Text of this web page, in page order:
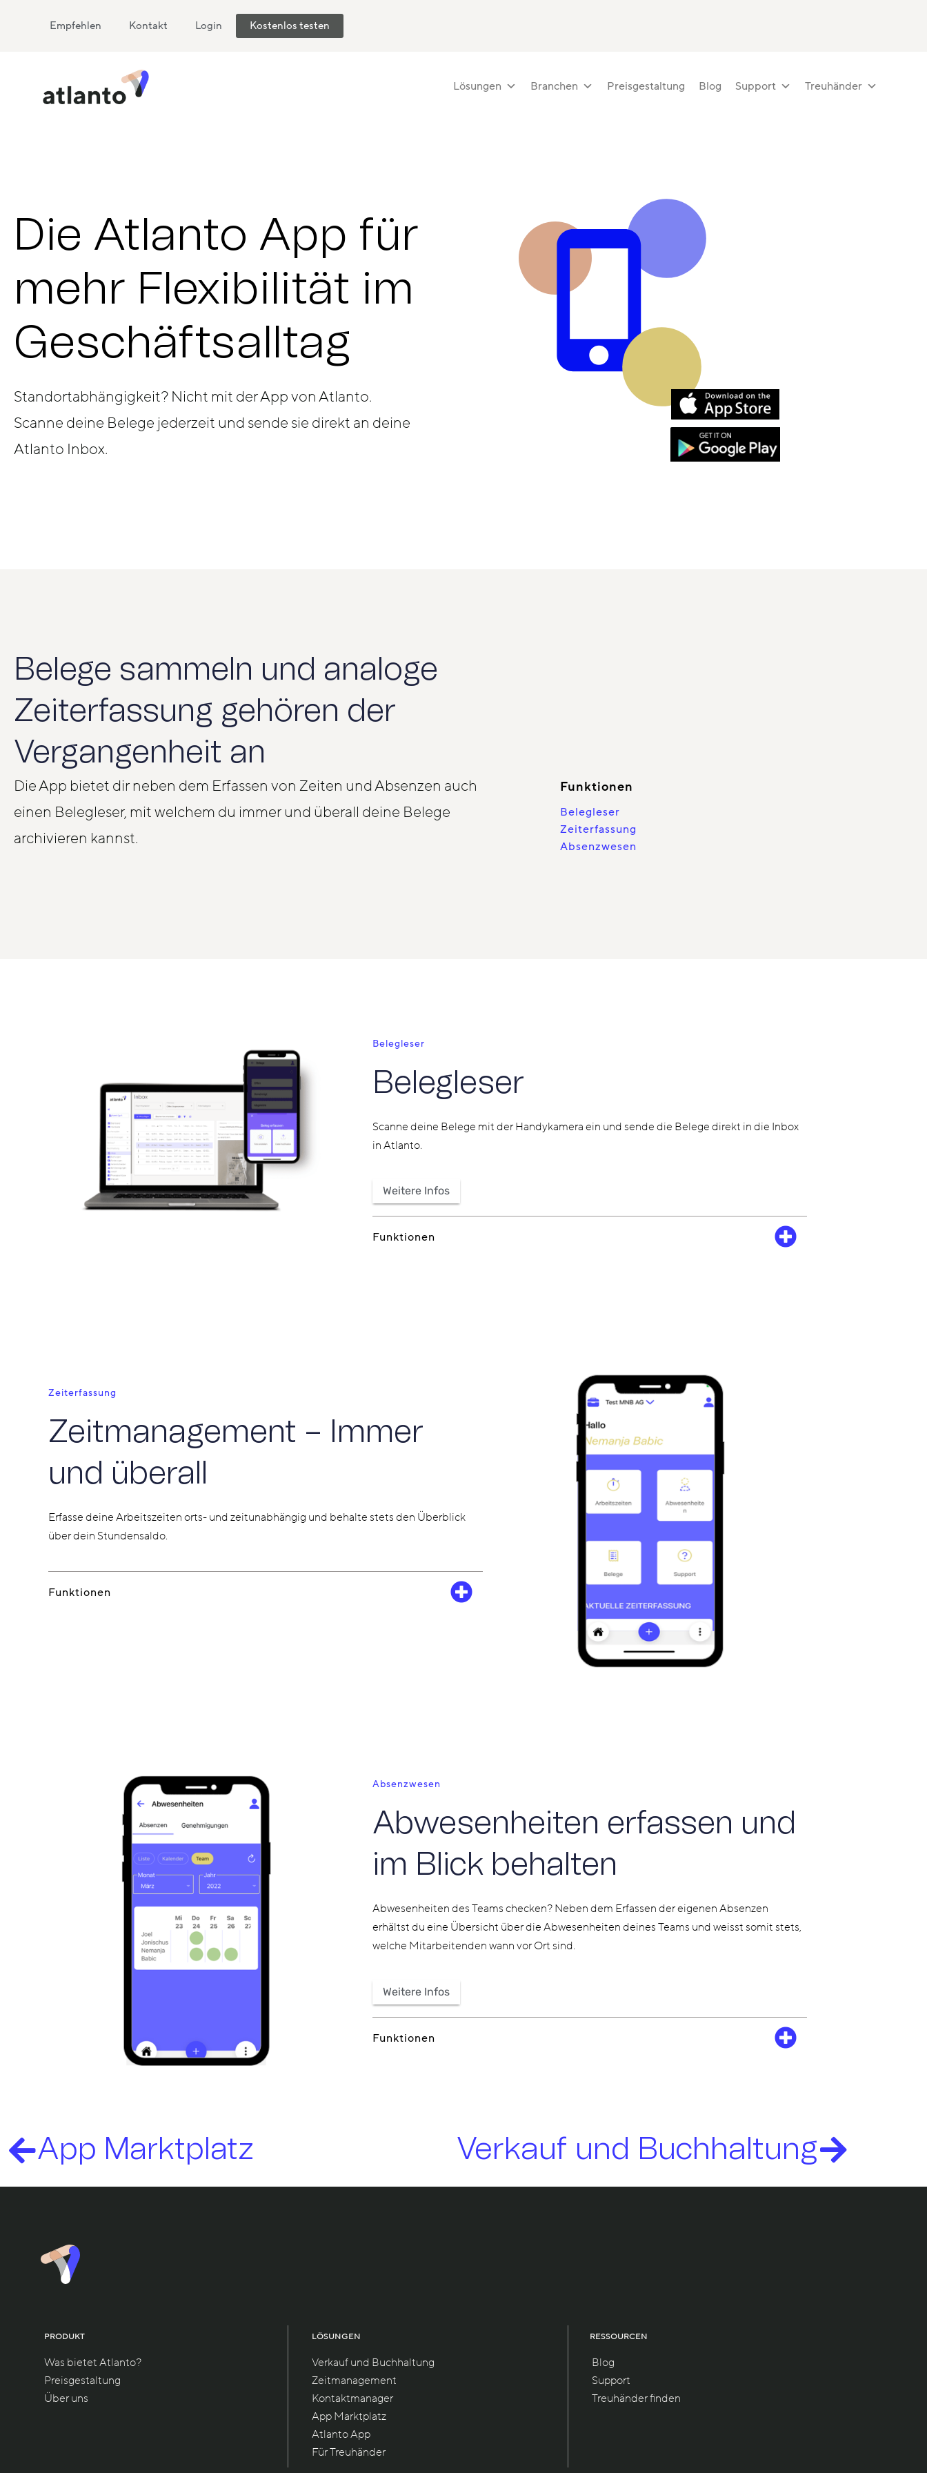
Empfehlen Kontakt Login Kostenlos testen
Lösungen Branchen Preisgestaltung Blog Support Treuhänder
Die Atlanto App für
mehr Flexibilität im
Geschäftsalltag
Standortabhängigkeit? Nicht mit der App von Atlanto.
Scanne deine Belege jederzeit und sende sie direkt an deine
Atlanto Inbox.
Belege sammeln und analoge
Zeiterfassung gehören der
Vergangenheit an
Die App bietet dir neben dem Erfassen von Zeiten und Absenzen auch
einen Belegleser, mit welchem du immer und überall deine Belege
archivieren kannst.
Funktionen
Belegleser
Zeiterfassung
Absenzwesen
Belegleser
Belegleser
Scanne deine Belege mit der Handykamera ein und sende die Belege direkt in die Inbox
in Atlanto.
Weitere Infos
Funktionen
Zeiterfassung
Zeitmanagement – Immer
und überall
Erfasse deine Arbeitszeiten orts- und zeitunabhängig und behalte stets den Überblick
über dein Stundensaldo.
Funktionen
Absenzwesen
Abwesenheiten erfassen und
im Blick behalten
Abwesenheiten des Teams checken? Neben dem Erfassen der eigenen Absenzen
erhältst du eine Übersicht über die Abwesenheiten deines Teams und weisst somit stets,
welche Mitarbeitenden wann vor Ort sind.
Weitere Infos
Funktionen
App Marktplatz Verkauf und Buchhaltung
PRODUKT
Was bietet Atlanto?
Preisgestaltung
Über uns
LÖSUNGEN
Verkauf und Buchhaltung
Zeitmanagement
Kontaktmanager
App Marktplatz
Atlanto App
Für Treuhänder
RESSOURCEN
Blog
Support
Treuhänder finden